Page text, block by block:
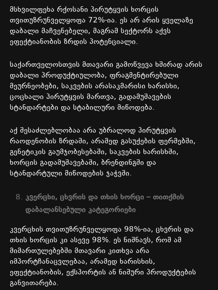
მსხვილფეხა რქოსანი პირუტყვის ხორცის
თვითუზრუნველყოფა 72%-ია. ეს არ არის ყველაზე
დაბალი მაჩვენებელი, მაგრამ სექტორს აქვს
ეფექტიანობის ზრდის პოტენციალი.
საქართველოსთვის მთავარი გამოწვევა ხშირად არის
დაბალი პროდუქტიულობა, ფრაგმენტირებული
მეურნეობები, საკვების არასაკმარისი ხარისხი,
ცოცხალი პირუტყვის მართვა, გადამუშავების
სტანდარტები და სტაბილური მიწოდება.
აქ შესაძლებლობაა არა უბრალოდ პირუტყვის
რაოდენობის ზრდაში, არამედ გასუქების ფერმებში,
გენეტიკის გაუმჯობესებაში, საკვების ხარისხში,
ხორცის გადამუშავებაში, ბრენდინგში და
სტანდარტული მიწოდების ჯაჭვში.
კვერცხი, ცხვრის და თხის ხორცი – თითქმის
დაბალანსებული კატეგორიები
კვერცხის თვითუზრუნველყოფა 98%-ია, ცხვრის და
თხის ხორცის კი ასევე 98%. ეს ნიშნავს, რომ ამ
მიმართულებებში მთავარი კითხვა არა
იმპორტჩანაცვლებაა, არამედ ხარისხის,
ეფექტიანობის, ექსპორტის ან ნიშური პროდუქტების
განვითარება.